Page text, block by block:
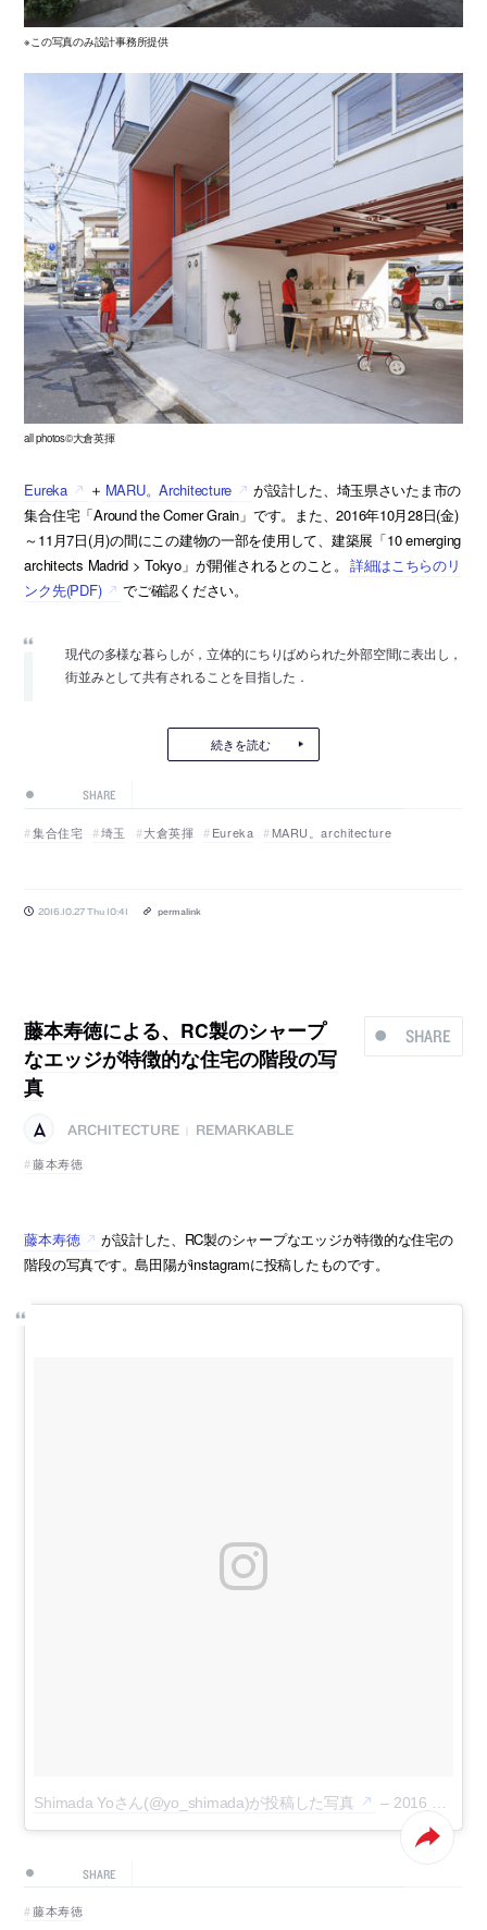
※この写真のみ設計事務所提供
all photos©大倉英揮
Eureka ＋ MARU。Architecture
が設計した、埼玉県さいたま市の
集合住宅「Around the Corner Grain」です。また、2016年10月28日(金)
～11月7日(月)の間にこの建物の一部を使用して、建築展「10 emerging
architects Madrid > Tokyo」が開催されるとのこと。 詳細はこちらのリ
ンク先(PDF)
でご確認ください。
現代の多様な暮らしが，立体的にちりばめられた外部空間に表出し，
街並みとして共有されることを目指した．
続きを読む
SHARE
集合住宅 埼玉 大倉英揮 Eureka MARU。architecture
2016.10.27 Thu 10:41 permalink
SHARE
藤本寿徳による、RC製のシャープ
なエッジが特徴的な住宅の階段の写
真
ARCHITECTURE
REMARKABLE
藤本寿徳
藤本寿徳
が設計した、RC製のシャープなエッジが特徴的な住宅の
階段の写真です。島田陽がinstagramに投稿したものです。
Shimada Yoさん(@yo_shimada)が投稿した写真 – 2016 10月 26 7:31午前 PDT
SHARE
藤本寿徳